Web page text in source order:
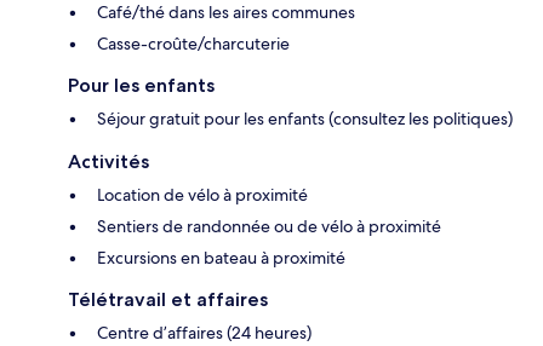
Café/thé dans les aires communes
Casse-croûte/charcuterie
Pour les enfants
Séjour gratuit pour les enfants (consultez les politiques)
Activités
Location de vélo à proximité
Sentiers de randonnée ou de vélo à proximité
Excursions en bateau à proximité
Télétravail et affaires
Centre d’affaires (24 heures)